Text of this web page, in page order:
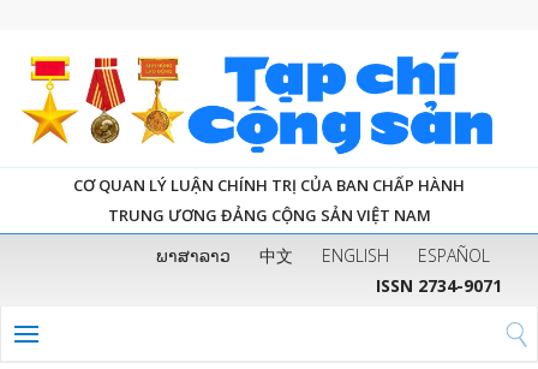
CƠ QUAN LÝ LUẬN CHÍNH TRỊ CỦA BAN CHẤP HÀNH
TRUNG ƯƠNG ĐẢNG CỘNG SẢN VIỆT NAM
ພາສາລາວ 中文 ENGLISH
ESPAÑOL
ISSN 2734-9071